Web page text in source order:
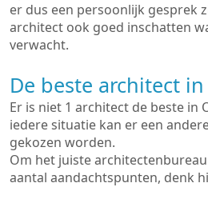
er dus een persoonlijk gesprek
architect ook goed inschatten
verwacht.
De beste architect
Er is niet 1 architect de beste in
iedere situatie kan er een
gekozen worden.
Om het juiste
aantal aandachtspunten, denk